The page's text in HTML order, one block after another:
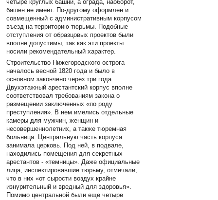
четыре круглых башни, а ограда, наоборот,
башен не имеет. По-другому оформлен и
совмещенный с административным корпусом
въезд на территорию тюрьмы. Подобные
отступления от образцовых проектов были
вполне допустимы, так как эти проекты
носили рекомендательный характер.
Строительство Нижегородского острога
началось весной 1820 года и было в
основном закончено через три года.
Двухэтажный арестантский корпус вполне
соответствовал требованиям закона о
размещении заключенных «по роду
преступления». В нем имелись отдельные
камеры для мужчин, женщин и
несовершеннолетних, а также тюремная
больница. Центральную часть корпуса
занимала церковь. Под ней, в подвале,
находились помещения для секретных
арестантов - «темницы». Даже официальные
лица, инспектировавшие тюрьму, отмечали,
что в них «от сырости воздух крайне
изнурительный и вредный для здоровья».
Помимо центральной были еще четыре